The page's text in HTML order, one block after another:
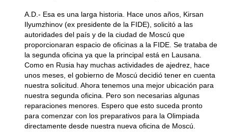
A.D.- Esa es una larga historia. Hace unos años, Kirsan
Ilyumzhinov (ex presidente de la FIDE), solicitó a las
autoridades del país y de la ciudad de Moscú que
proporcionaran espacio de oficinas a la FIDE. Se trataba de
la segunda oficina ya que la principal está en Lausana.
Como en Rusia hay muchas actividades de ajedrez, hace
unos meses, el gobierno de Moscú decidió tener en cuenta
nuestra solicitud. Ahora tenemos una mejor ubicación para
nuestra segunda oficina. Pero son necesarias algunas
reparaciones menores. Espero que esto suceda pronto
para comenzar con los preparativos para la Olimpiada
directamente desde nuestra nueva oficina de Moscú.